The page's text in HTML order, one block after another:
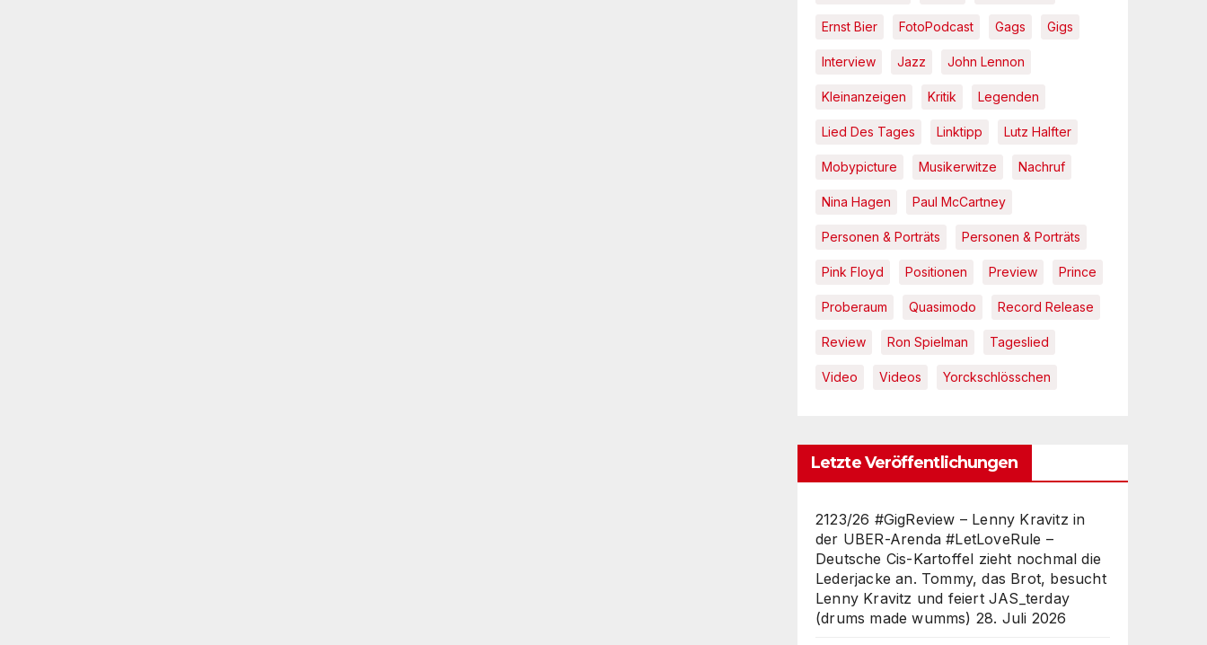
Ernst Bier FotoPodcast Gags Gigs
Interview Jazz John Lennon
Kleinanzeigen Kritik Legenden
Lied Des Tages Linktipp Lutz Halfter
Mobypicture Musikerwitze Nachruf
Nina Hagen Paul McCartney
Personen & Porträts Personen & Porträts
Pink Floyd Positionen Preview Prince
Proberaum Quasimodo Record Release
Review Ron Spielman Tageslied
Video Videos Yorckschlösschen
Letzte Veröffentlichungen
2123/26 #GigReview – Lenny Kravitz in
der UBER-Arenda #LetLoveRule –
Deutsche Cis-Kartoffel zieht nochmal die
Lederjacke an. Tommy, das Brot, besucht
Lenny Kravitz und feiert JAS_terday
(drums made wumms) 28. Juli 2026